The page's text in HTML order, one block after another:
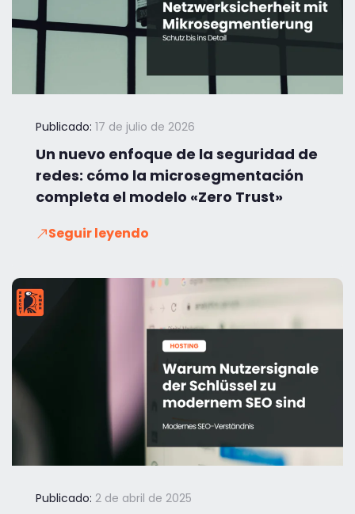
Publicado: 17 de julio de 2026
Un nuevo enfoque de la seguridad de
redes: cómo la microsegmentación
completa el modelo «Zero Trust»
Seguir leyendo
Publicado: 2 de abril de 2025